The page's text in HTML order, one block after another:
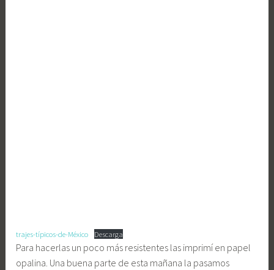
trajes-típicos-de-México Descarga
Para hacerlas un poco más resistentes las imprimí en papel
opalina. Una buena parte de esta mañana la pasamos